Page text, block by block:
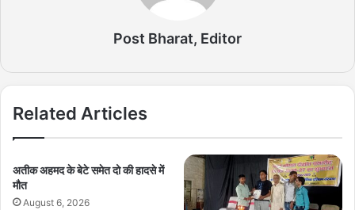
Post Bharat, Editor
Related Articles
अतीक अहमद के बेटे समेत दो की हादसे में
मौत
August 6, 2026